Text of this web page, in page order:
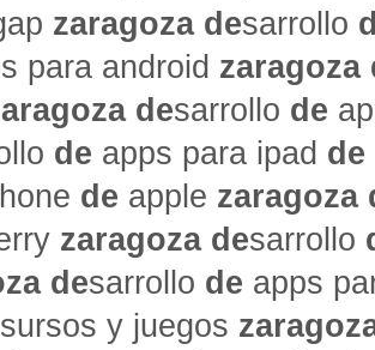
zaragoza desarrollo
para android zaragoza
desarrollo de
de apps para ipad de
de apple zaragoza
zaragoza desarrollo
desarrollo de apps
y juegos